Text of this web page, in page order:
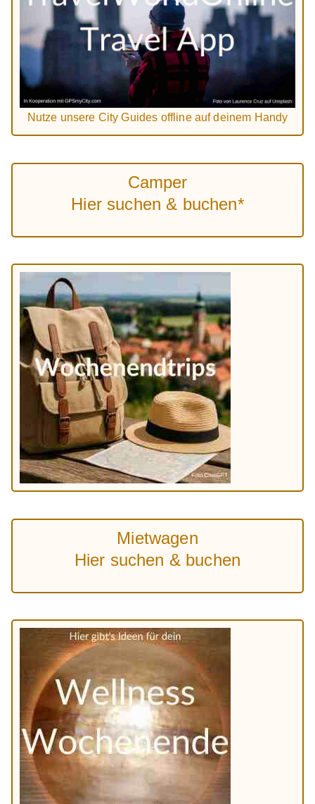
Nutze unsere City Guides offline auf deinem Handy
Camper
Hier suchen & buchen*
Mietwagen
Hier suchen & buchen